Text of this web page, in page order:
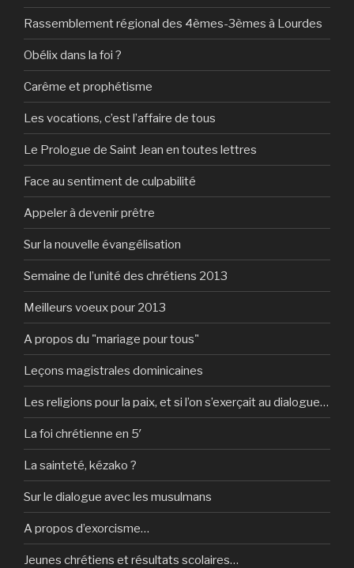
Rassemblement régional des 4èmes-3èmes à Lourdes
Obélix dans la foi ?
Carême et prophétisme
Les vocations, c’est l’affaire de tous
Le Prologue de Saint Jean en toutes lettres
Face au sentiment de culpabilité
Appeler à devenir prêtre
Sur la nouvelle évangélisation
Semaine de l’unité des chrétiens 2013
Meilleurs voeux pour 2013
A propos du "mariage pour tous"
Leçons magistrales dominicaines
Les religions pour la paix, et si l’on s’exerçait au dialogue…
La foi chrétienne en 5′
La sainteté, kézako ?
Sur le dialogue avec les musulmans
A propos d’exorcisme…
Jeunes chrétiens et résultats scolaires…